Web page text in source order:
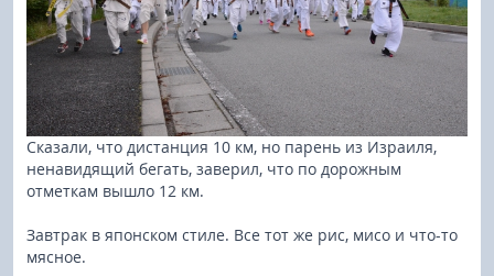
Сказали, что дистанция 10 км, но парень из Израиля,
ненавидящий бегать, заверил, что по дорожным
отметкам вышло 12 км.
Завтрак в японском стиле. Все тот же рис, мисо и что-то
мясное.